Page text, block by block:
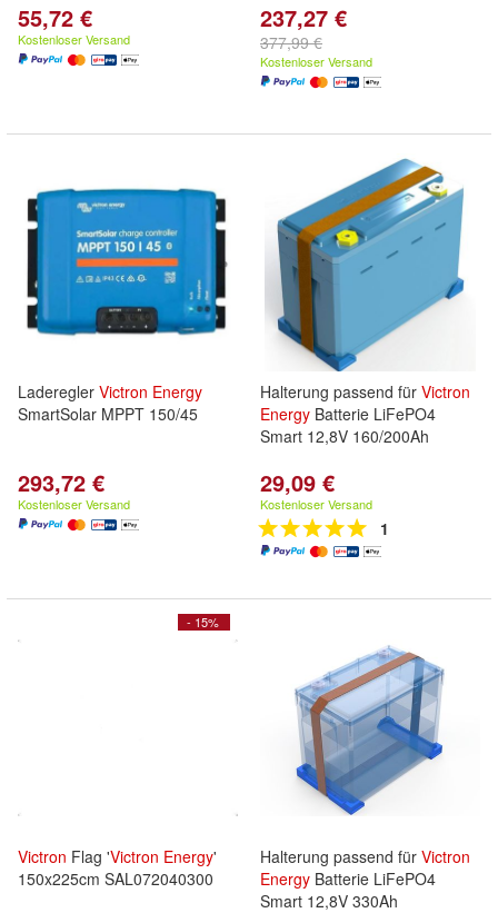
55,72 €
Kostenloser Versand
237,27 €
377,99 €
Kostenloser Versand
Laderegler Victron Energy
SmartSolar MPPT 150/45
293,72 €
Kostenloser Versand
Halterung passend für Victron
Energy Batterie LiFePO4
Smart 12,8V 160/200Ah
29,09 €
Kostenloser Versand
1
- 15%
Victron Flag 'Victron Energy'
150x225cm SAL072040300
Halterung passend für Victron
Energy Batterie LiFePO4
Smart 12,8V 330Ah